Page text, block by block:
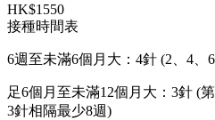
HK$1550
接種時間表
6週至未滿6個月大：4針 (2、4、
足6個月至未滿12個月大：3針 (
3針相隔最少8週)